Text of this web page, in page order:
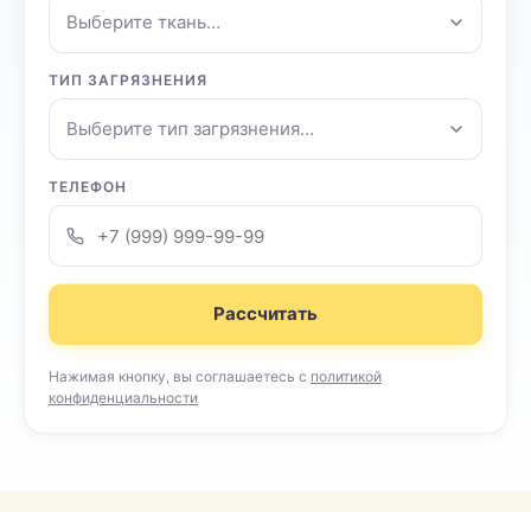
Выберите ткань…
ТИП ЗАГРЯЗНЕНИЯ
Выберите тип загрязнения…
ТЕЛЕФОН
Рассчитать
Нажимая кнопку, вы соглашаетесь с политикой
конфиденциальности